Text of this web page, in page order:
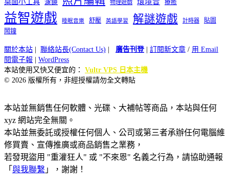
濾鏡 物理遊戲 療癒
益智遊戲 睡眠音樂 舒壓 英語學習 解謎遊戲 計時器
貼圖
鬧鐘
關於本站 聯絡站長(Contact Us) 廣告刊登| 訂閱新文章 / 用 Email
閱電子報
WordPress
本站使用又快又便宜的： Vultr VPS 日本主機
© 2026 版權所有，非經授權請勿全文轉貼
本站並無銷售任何軟體、光碟、大補帖等商品，本站與任何
xyz 網站完全無關。
本站並無委託或授權任何個人、公司或第三者承辦任何電腦維
修買賣、宣傳推廣或商品銷售之業務，
若發現盜用 "重灌狂人" 或 "不來恩" 名義之行為，請協助通報
「 與我聯繫 」，謝謝！